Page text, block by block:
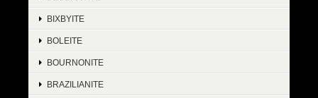
BIXBYITE
BOLEITE
BOURNONITE
BRAZILIANITE